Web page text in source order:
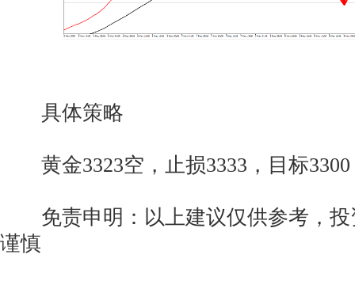
具体策略
黄金3323空，止损3333，目标3300
免责申明：以上建议仅供参考，投
谨慎